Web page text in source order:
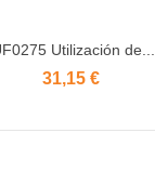
Utilización de...
31,15 €